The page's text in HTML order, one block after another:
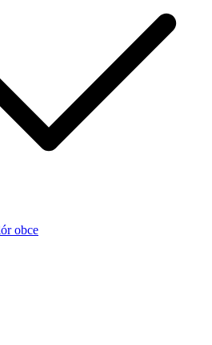
obce